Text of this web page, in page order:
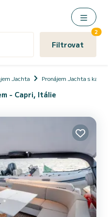
Filtrovat
2
Jachta Pronájem Jachta s
- Capri, Itálie